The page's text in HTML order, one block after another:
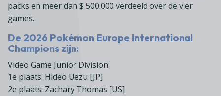
packs en meer dan $ 500.000 verdeeld over de vier
games.
De 2026 Pokémon Europe International
Champions zijn:
Video Game Junior Division:
1e plaats: Hideo Uezu [JP]
2e plaats: Zachary Thomas [US]